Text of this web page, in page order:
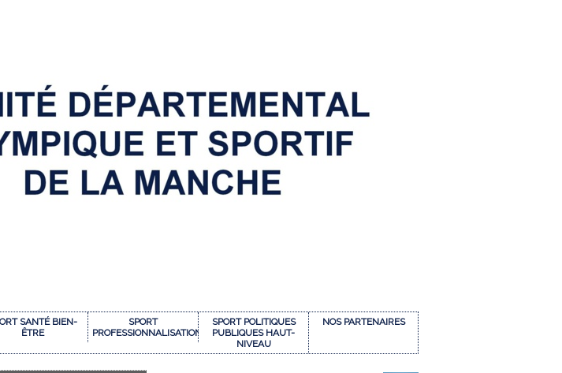
SANTÉ BIEN-
ÊTRE
SPORT
PROFESSIONNALISATION
SPORT POLITIQUES
PUBLIQUES HAUT-
NIVEAU
NOS PARTENAIRES